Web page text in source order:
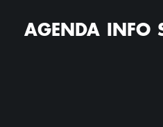
AGENDA INFO